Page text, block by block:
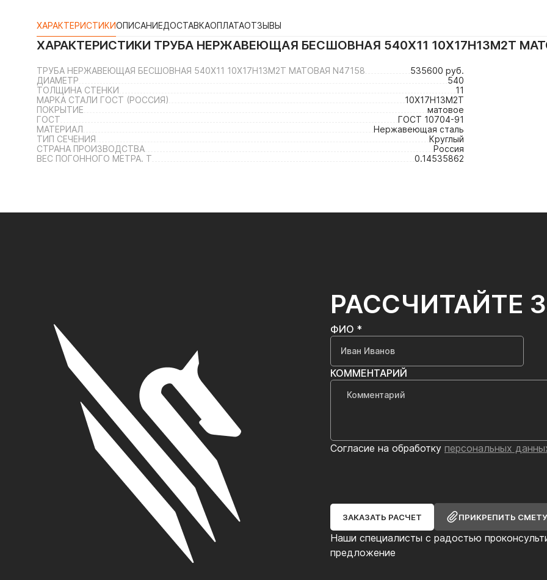
ХАРАКТЕРИСТИКИОПИСАНИЕДОСТАВКАОПЛАТАОТЗЫВЫ
ХАРАКТЕРИСТИКИ ТРУБА НЕРЖАВЕЮЩАЯ БЕСШОВНАЯ 540Х11 10Х17Н13М2Т
ТРУБА НЕРЖАВЕЮЩАЯ БЕСШОВНАЯ 540Х11 10Х17Н13М2Т МАТОВАЯ N47158
535600 руб.
ДИАМЕТР
540
ТОЛЩИНА СТЕНКИ
11
МАРКА СТАЛИ ГОСТ (РОССИЯ)
10Х17Н13М2Т
ПОКРЫТИЕ
матовое
ГОСТ
ГОСТ 10704-91
МАТЕРИАЛ
Нержавеющая сталь
ТИП СЕЧЕНИЯ
Круглый
СТРАНА ПРОИЗВОДСТВА
Россия
ВЕС ПОГОННОГО МЕТРА. Т
0.14535862
РАССЧИТАЙТЕ
Наши специалисты с радостью
предложение
ФИО *
КОММЕНТАРИЙ
Согласие на обработку персональных
ЗАКАЗАТЬ РАСЧЕТ ПРИКРЕПИТЬ СМЕТУ